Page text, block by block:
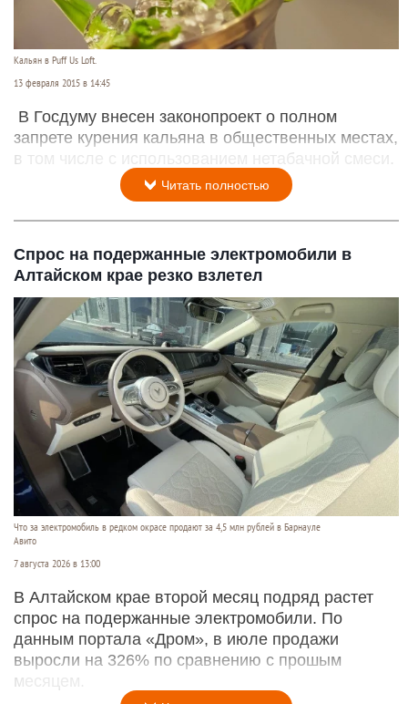
Кальян в Puff Us Loft.
13 февраля 2015 в 14:45
В Госдуму внесен законопроект о полном
запрете курения кальяна в общественных местах,
в том числе с использованием нетабачной смеси.
Читать полностью
Спрос на подержанные электромобили в
Алтайском крае резко взлетел
Что за электромобиль в редком окрасе продают за 4,5 млн рублей в Барнауле
Авито
7 августа 2026 в 13:00
В Алтайском крае второй месяц подряд растет
спрос на подержанные электромобили. По
данным портала «Дром», в июле продажи
выросли на 326% по сравнению с прошым
месяцем.